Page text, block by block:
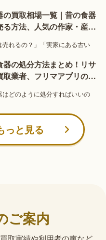
ビザンチン」などと名付
ンは人気を博しており、
ウッドが経営破綻し、ロ
綻してしまったたため、
少価値が評価される可能
のほかにも、花瓶・灰
貨類がも豊富な点も特徴
コ」など、淡い色合いの
めており、買取市場でも
の買取相場一覧｜昔の食器
る方法、人気の作家・産
売れるの？」「実家にある古い
器の処分方法まとめ！リサ
取業者、フリマアプリの特
はどのように処分すればいいの
っと見る
ご案内